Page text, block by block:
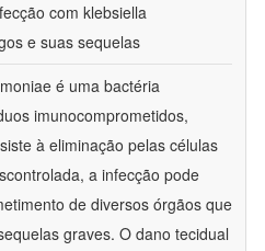
com klebsiella
e suas sequelas
é uma bactéria
imunocomprometidos,
à eliminação pelas células
a infecção pode
de diversos órgãos que
graves. O dano tecidual